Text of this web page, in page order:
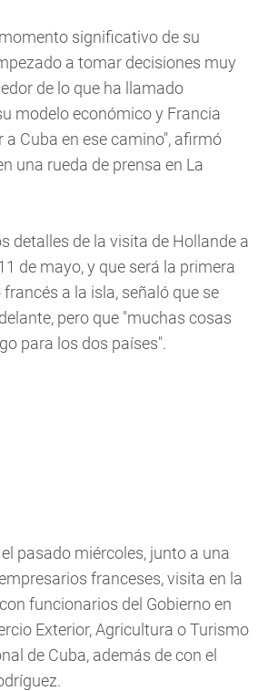
significativo de su
a tomar decisiones muy
de lo que ha llamado
modelo económico y Francia
Cuba en ese camino", afirmó
una rueda de prensa en La
detalles de la visita de Hollande a
de mayo, y que será la primera
a la isla, señaló que se
pero que "muchas cosas
para los dos países".
pasado miércoles, junto a una
franceses, visita en la
funcionarios del Gobierno en
Exterior, Agricultura o Turismo
de Cuba, además de con el